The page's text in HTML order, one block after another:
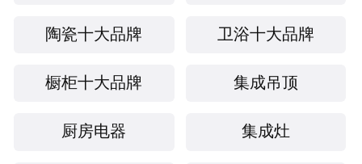
陶瓷十大品牌 卫浴十大品牌
橱柜十大品牌 集成吊顶
厨房电器 集成灶